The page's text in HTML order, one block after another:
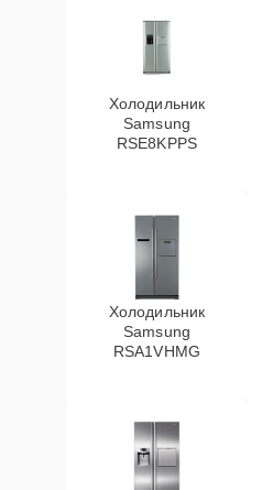
Холодильник
Samsung
RSE8KPPS
Холодильник
Samsung
RSA1VHMG